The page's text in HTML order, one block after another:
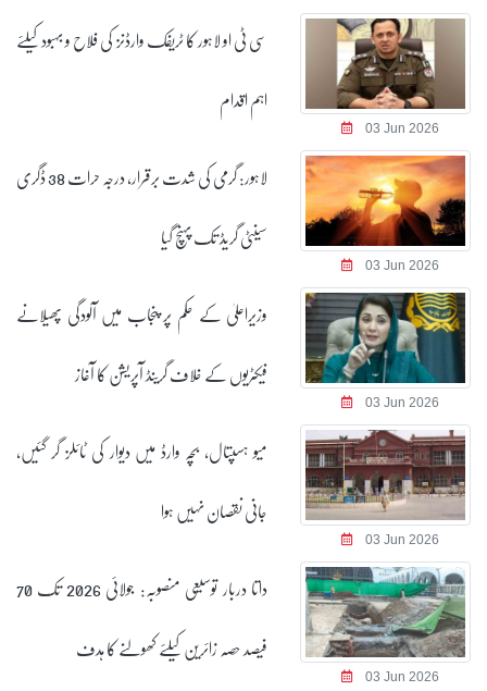
03 Jun 2026
سی ٹی او لاہور کا ٹریفک وارڈنز کی فلاح و بہبود کیلئے
اہم اقدام
03 Jun 2026
لاہور: گرمی کی شدت برقرار، درجہ حرات 38 ڈگری
سینٹی گریڈ تک پہنچ گیا
03 Jun 2026
وزیراعلیٰ کے حکم پر پنجاب میں آلودگی پھیلانے
فیکٹریوں کے خلاف گرینڈ آپریشن کا آغاز
03 Jun 2026
میو ہسپتال، بچہ وارڈ میں دیوار کی ٹائلز گر گئیں،
جانی نقصان نہیں ہوا
03 Jun 2026
داتا دربار توسیعی منصوبہ: جولائی 2026 تک 70
فیصد حصہ زائرین کیلئے کھولنے کا ہدف